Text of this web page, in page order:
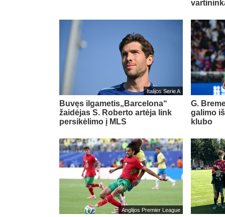
Italijos Serie A
Buvęs ilgametis„Barcelona“
žaidėjas S. Roberto artėja link
persikėlimo į MLS
G.
galimo
klubo
Anglijos Premier League